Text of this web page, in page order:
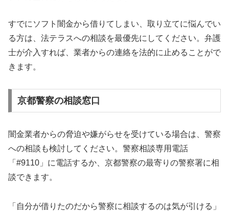
すでにソフト闇金から借りてしまい、取り立てに悩んでい
る方は、法テラスへの相談を最優先にしてください。弁護
士が介入すれば、業者からの連絡を法的に止めることがで
きます。
京都警察の相談窓口
闇金業者からの脅迫や嫌がらせを受けている場合は、警察
への相談も検討してください。警察相談専用電話
「#9110」に電話するか、京都警察の最寄りの警察署に相
談できます。
「自分が借りたのだから警察に相談するのは気が引ける」